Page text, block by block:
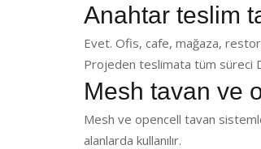
Anahtar teslim
Evet. Ofis, cafe, mağaza,
Projeden teslimata tüm süreci
Mesh tavan ve
Mesh ve opencell tavan
alanlarda kullanılır.